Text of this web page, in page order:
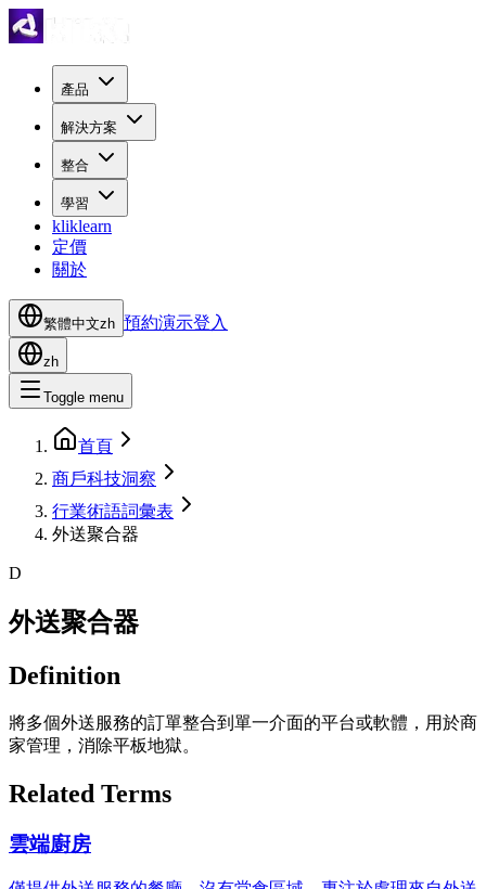
產品
解決方案
整合
學習
kliklearn
定價
關於
繁體中文zh 預約演示登入
zh
Toggle menu
首頁
商戶科技洞察
行業術語詞彙表
外送聚合器
D
外送聚合器
Definition
將多個外送服務的訂單整合到單一介面的平台或軟體，用於商
家管理，消除平板地獄。
Related Terms
雲端廚房